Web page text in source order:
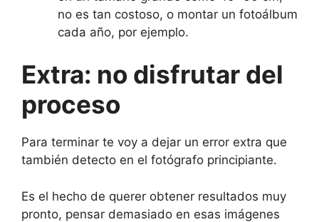
no es tan costoso, o montar un fotoálbum
cada año, por ejemplo.
Extra: no disfrutar del
proceso
Para terminar te voy a dejar un error extra que
también detecto en el fotógrafo principiante.
Es el hecho de querer obtener resultados muy
pronto, pensar demasiado en esas imágenes